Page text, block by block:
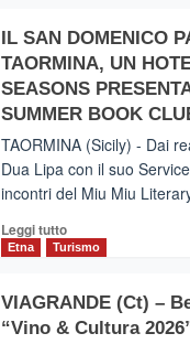
PIEDIMONTE
ETNEO
–
Meta
privilegiata
secondo
i
di
Airbnb.
la
Valle
Alcantara
IL SAN DOMENICO
TAORMINA, UN
SEASONS
SUMMER BOOK
TAORMINA (Sicily) - Dai
Dua Lipa con il suo
incontri del Miu Miu
Leggi tuttoLeggi
di
IL
SAN
Etna Turismo
VIAGRANDE (Ct) –
“Vino & Cultura